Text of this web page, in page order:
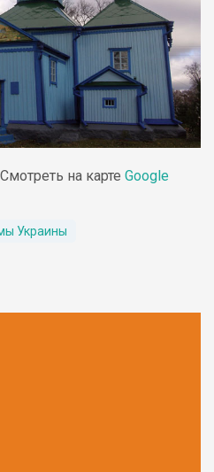
на карте Google
Украины